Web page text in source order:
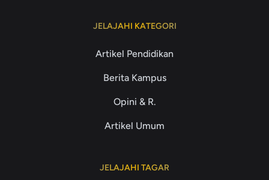
JELAJAHI KATEGORI
Artikel Pendidikan
Berita Kampus
Opini & R.
Artikel Umum
JELAJAHI TAGAR